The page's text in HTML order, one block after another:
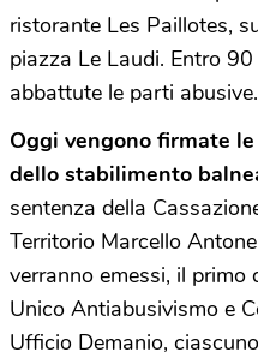
ristorante Les Paillotes,
piazza Le Laudi. Entro
abbattute le parti abusive.
Oggi vengono firmate
dello stabilimento
sentenza della
Territorio Marcello
verranno emessi, il
Unico Antiabusivismo e
Ufficio Demanio,